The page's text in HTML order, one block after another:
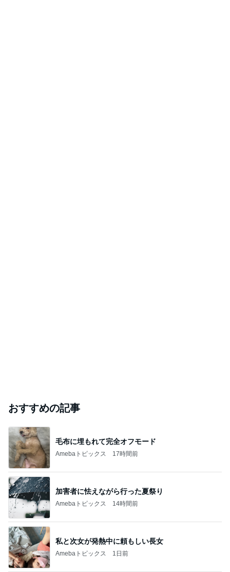
おすすめの記事
毛布に埋もれて完全オフモード
Amebaトピックス 17時間前
加害者に怯えながら行った夏祭り
Amebaトピックス 14時間前
私と次女が発熱中に頼もしい長女
Amebaトピックス 1日前